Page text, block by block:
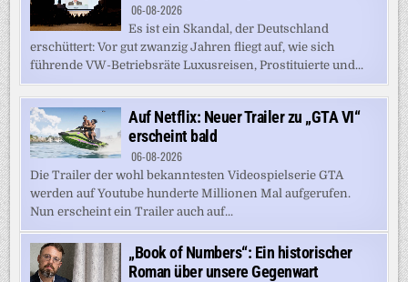
06-08-2026
Es ist ein Skandal, der Deutschland
erschüttert: Vor gut zwanzig Jahren fliegt auf, wie sich
führende VW-Betriebsräte Luxusreisen, Prostituierte und...
Auf Netflix: Neuer Trailer zu „GTA VI“
erscheint bald
06-08-2026
Die Trailer der wohl bekanntesten Videospielserie GTA
werden auf Youtube hunderte Millionen Mal aufgerufen.
Nun erscheint ein Trailer auch auf...
„Book of Numbers“: Ein historischer
Roman über unsere Gegenwart